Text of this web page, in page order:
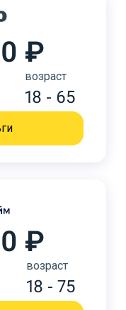
₽
возраст
18 - 65
₽
возраст
18 - 75